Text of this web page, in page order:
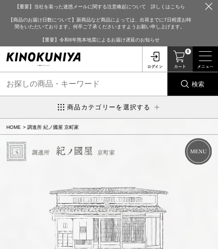
【重要】当社を装った迷惑メールに関する注意喚起について 詳しくはこちら
【商品のお届け日数について】新商品など商品によっては、出荷までに7日程度お時
間をいただいております。何卒ご了承くださいますようお願い申し上げます。
【重要】令和8年熊本地震によるお届け遅延のお知らせ
0
検索
商品カテゴリーを選択する
HOME 調進所 紀ノ國屋 京町家